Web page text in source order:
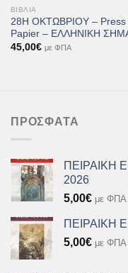
ΒΙΒΛΊΑ
28Η ΟΚΤΩΒΡΙΟΥ – Press
Papier – ΕΛΛΗΝΙΚΗ
45,00€ με ΦΠΑ
ΠΡΌΣΦΑΤΑ
ΠΕΙΡΑΙΚΗ
2026
5,00€ με ΦΠΑ
ΠΕΙΡΑΙΚΗ
5,00€ με ΦΠΑ